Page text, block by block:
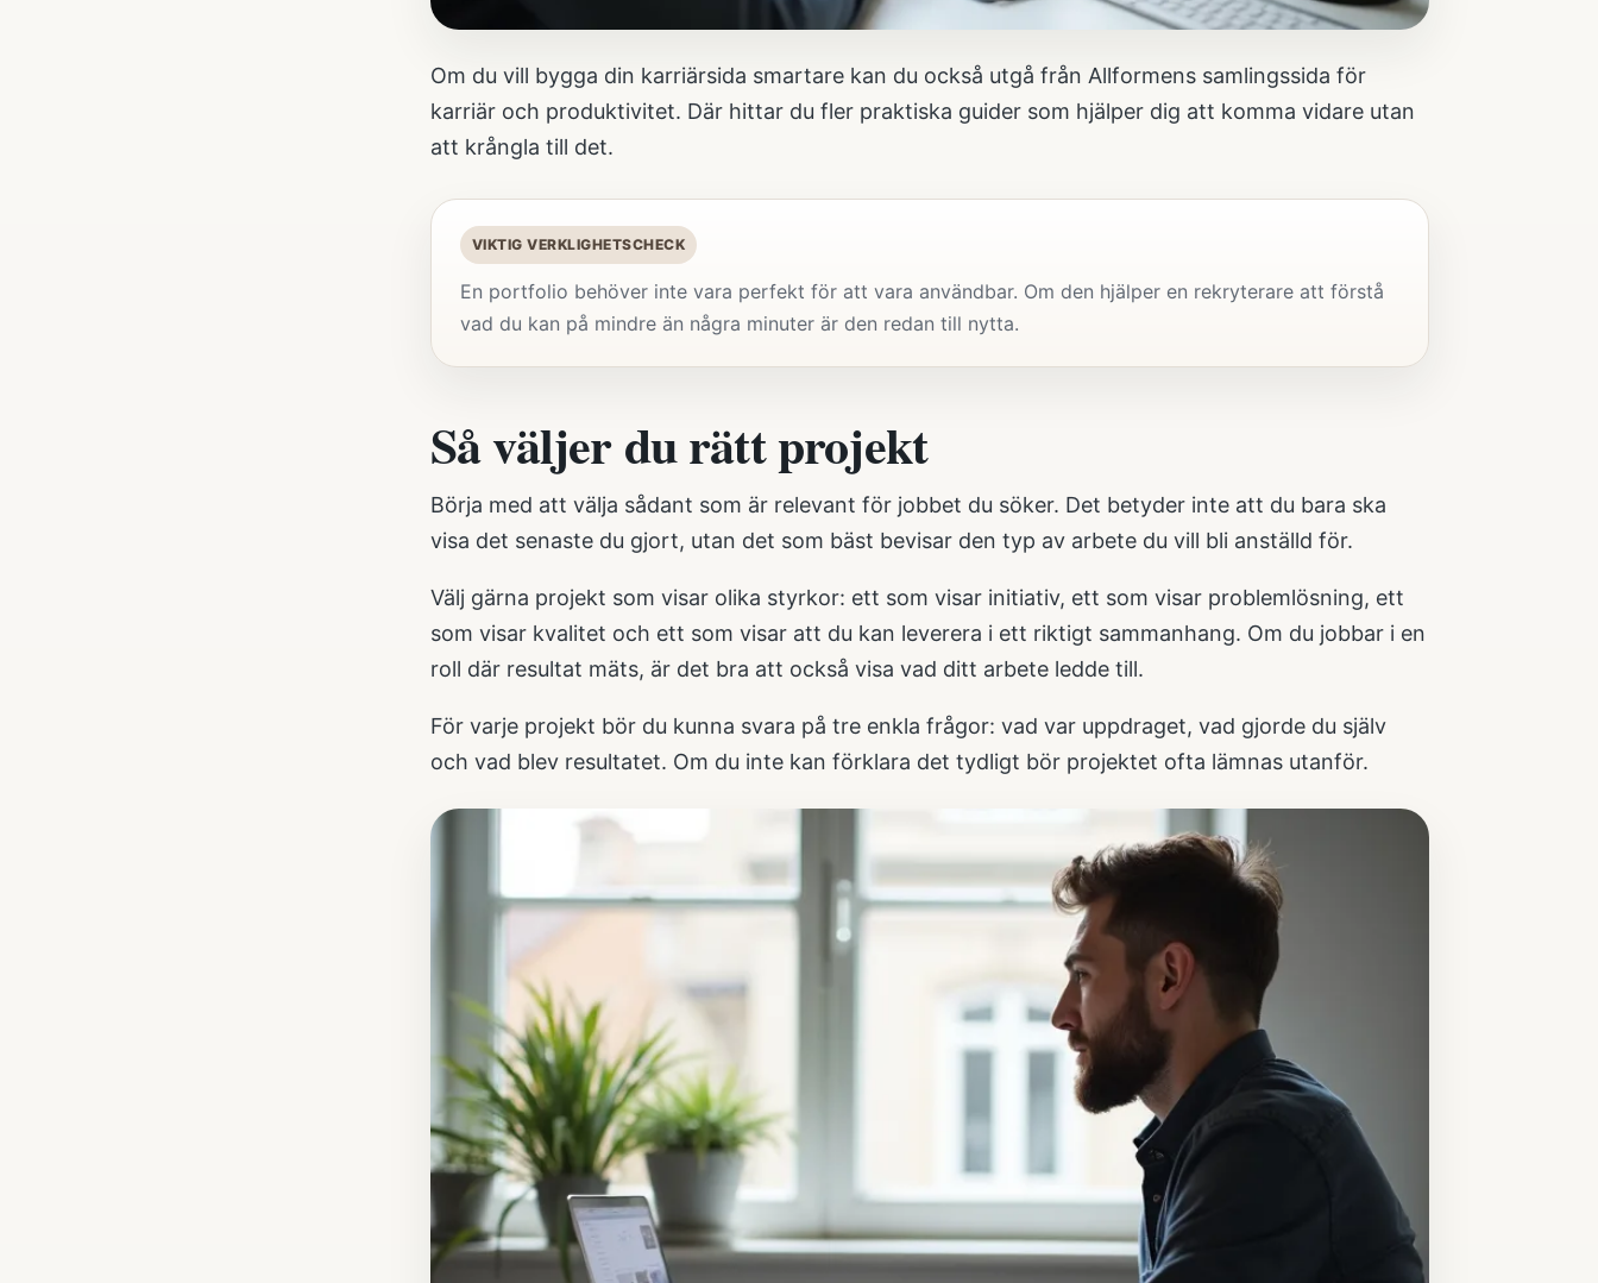
Om du vill bygga din karriärsida smartare kan du också utgå från Allformens samlingssida för
karriär och produktivitet. Där hittar du fler praktiska guider som hjälper dig att komma vidare utan
att krångla till det.
VIKTIG VERKLIGHETSCHECK
En portfolio behöver inte vara perfekt för att vara användbar. Om den hjälper en rekryterare att förstå
vad du kan på mindre än några minuter är den redan till nytta.
Så väljer du rätt projekt
Börja med att välja sådant som är relevant för jobbet du söker. Det betyder inte att du bara ska
visa det senaste du gjort, utan det som bäst bevisar den typ av arbete du vill bli anställd för.
Välj gärna projekt som visar olika styrkor: ett som visar initiativ, ett som visar problemlösning, ett
som visar kvalitet och ett som visar att du kan leverera i ett riktigt sammanhang. Om du jobbar i en
roll där resultat mäts, är det bra att också visa vad ditt arbete ledde till.
För varje projekt bör du kunna svara på tre enkla frågor: vad var uppdraget, vad gjorde du själv
och vad blev resultatet. Om du inte kan förklara det tydligt bör projektet ofta lämnas utanför.